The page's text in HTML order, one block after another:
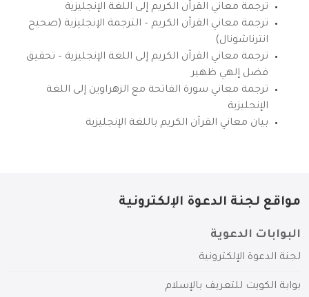
ترجمة معاني القرآن الكريم إلى اللغة الإنجليزية
ترجمة معاني القرآن الكريم – الترجمة الإنجليزية (صحيح
انترناشونال)
ترجمة معاني القرآن الكريم إلى اللغة الإنجليزية – تحقيق
فضل إلهي ظهير
ترجمة معاني سورة الفاتحة مع الزهراوين إلى اللغة
الإنجليزية
بيان معاني القرآن الكريم باللغة الإنجليزية
مواقع لجنة الدعوة الإلكترونية
البوابات الدعوية
لجنة الدعوة الإلكترونية
بوابة الكويت للتعريف بالإسلام